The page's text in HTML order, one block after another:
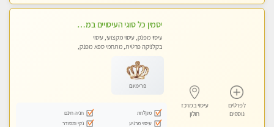
לפרטים
נוספים
עיסוי במרכז
חולון
יסמין כל סוגי העיסויים במקום הכי מושלם בעיר בת ים . highly recommended..new in the city
עיסוי מפנק, עיסוי מקצועי, עיסוי
בקלניקה פרטית, מתחמי ספא מפנק,
פרימיום
מקלחת
חניה חינם
עיסוי מרגיע
נקי ומסודר